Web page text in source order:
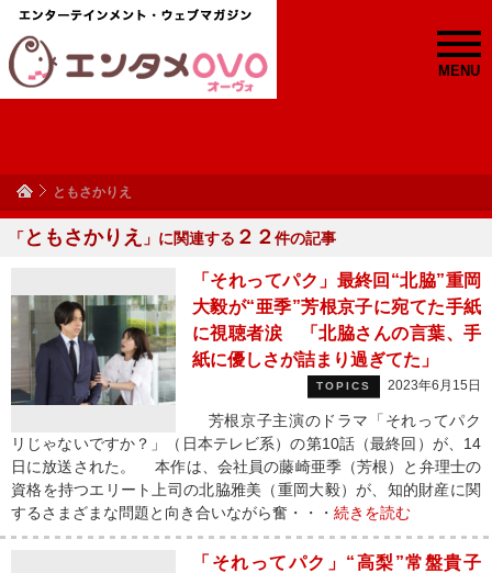
MENU
ともさかりえ
「 ともさかりえ 」に関連する ２２件の記事
「それってパク」最終回“北脇”重岡
大毅が“亜季”芳根京子に宛てた手紙
に視聴者涙 「北脇さんの言葉、手
紙に優しさが詰まり過ぎてた」
TOPICS 2023年6月15日
芳根京子主演のドラマ「それってパク
リじゃないですか？」（日本テレビ系）の第10話（最終回）が、14
日に放送された。 本作は、会社員の藤崎亜季（芳根）と弁理士の
資格を持つエリート上司の北脇雅美（重岡大毅）が、知的財産に関
するさまざまな問題と向き合いながら奮・・・ 続きを読む
「それってパク」“高梨”常盤貴子